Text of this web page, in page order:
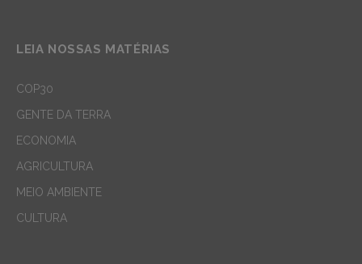
LEIA NOSSAS MATÉRIAS
COP30
GENTE DA TERRA
ECONOMIA
AGRICULTURA
MEIO AMBIENTE
CULTURA